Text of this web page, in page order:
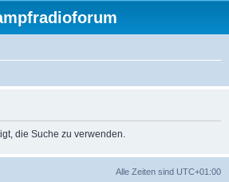
die Suche zu verwenden.
Alle Zeiten sind UTC+01:00